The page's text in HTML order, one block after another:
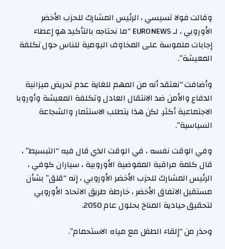
وقالت فولا تسيسي ، الرئيس المشارك للحزب الأخضر
الأوروبي ، لـ EURONEWS “ما نحتاجه بالتأكيد هو إعطاء
إجابات ملموسة على المخاوف اليومية للناس حول تكلفة
المعيشة”.
وأضافت “نعتقد أنه من المهم للغاية عدم تحريض ميزانية
الدفاع والأمن ضد الانتقال العادل وتكلفة المعيشة وأوروبا
الاجتماعية أكثر. لكن هذا يتطلب الاستثمار والشجاعة
السياسية”.
وفي الوقت نفسه ، في الوقت الذي قال فيه “التبسيط” ،
قال كلمة مراقبة المفوضية الأوروبية ، سياران كوفي ،
الرئيس المشارك للحزب الأخضر الأوروبي ، إنه “قلق” بشأن
مستقبل الاتفاق الأخضر ، خارطة طريق الاتحاد الأوروبي
لتحقيق حيادية المناخ بحلول عام 2050.
وحذر من “إلقاء الطفل مع مياه الاستحمام”.